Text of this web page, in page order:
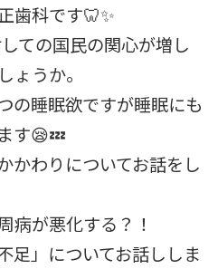
歯科です🦷✨
ての国民の関心が増し
ょうか。
の睡眠欲ですが睡眠にも
す😪💤
かわりについてお話をし
病が悪化する？！
足」についてお話ししま